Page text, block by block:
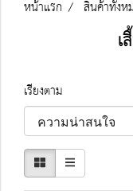
หน้าแรก สินค้าทั้งห
เ
เรียงตาม